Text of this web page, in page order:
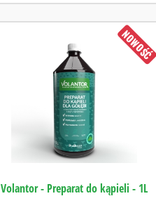
NOWOŚĆ
Volantor - Preparat do kąpieli - 1L